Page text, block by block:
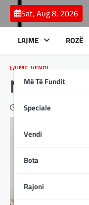
Skip
content
Sat, Aug 8, 2026
LAJME
Më Të Fundit
Speciale
Vendi
Bota
Rajoni
ROZË
LAJME VENDI
Ndërroi
February 16, 2024